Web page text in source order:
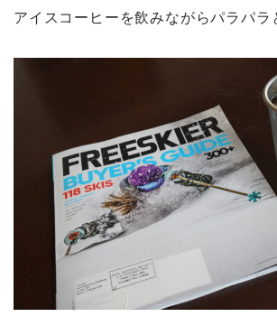
アイスコーヒーを飲みながらパラパ